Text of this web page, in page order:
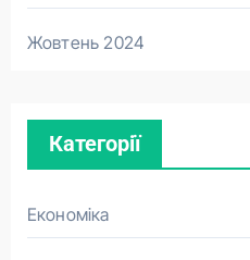
Жовтень 2024
Категорії
Економіка